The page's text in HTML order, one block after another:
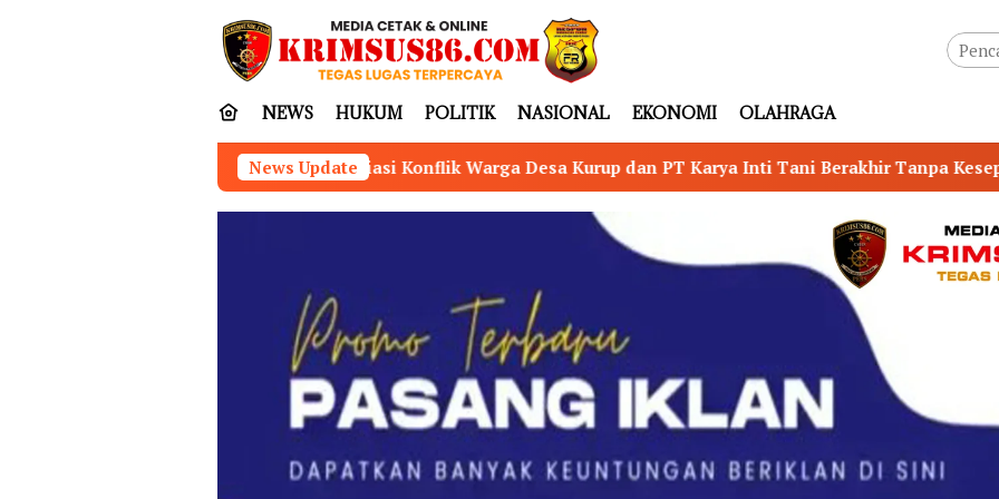
NEWS HUKUM POLITIK NASIONAL EKONOMI OLAHRAGA
News Update
Mediasi Konflik Warga Desa Kurup dan PT Karya Inti Tani Berakhir Tanpa Kesepakatan, LSM RIB OKU dan